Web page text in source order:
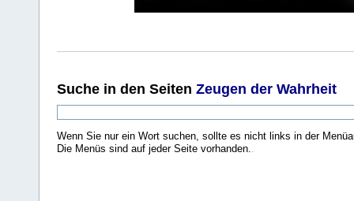
Suche in den Seiten Zeugen der Wahrheit
Wenn Sie nur ein Wort suchen, sollte es nicht links in der
Die Menüs sind auf jeder Seite vorhanden..